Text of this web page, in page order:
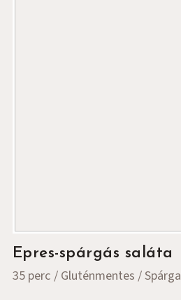
Epres-spárgás saláta
35 perc Gluténmentes Spárga